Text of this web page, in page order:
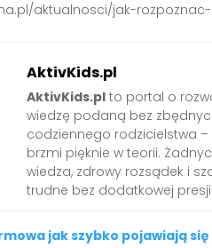
aktualnosci/jak-
AktivKids.pl
AktivKids.pl to portal o
wiedzę podaną bez
codziennego rodzicielstwa
brzmi pięknie w teorii.
wiedza, zdrowy rozsądek i
trudne bez dodatkowej
jak szybko pojawiają